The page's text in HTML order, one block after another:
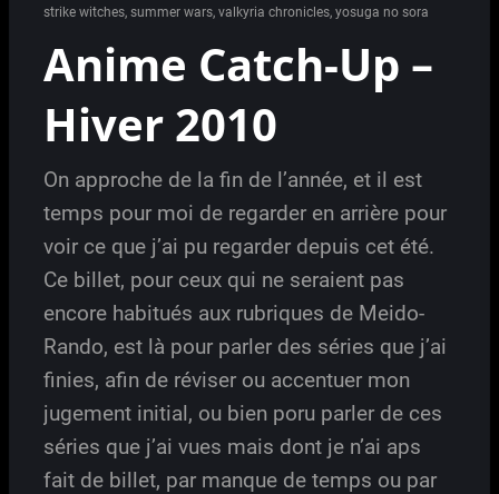
strike witches, summer wars, valkyria chronicles, yosuga no sora
Anime Catch-Up –
Hiver 2010
On approche de la fin de l’année, et il est
temps pour moi de regarder en arrière pour
voir ce que j’ai pu regarder depuis cet été.
Ce billet, pour ceux qui ne seraient pas
encore habitués aux rubriques de Meido-
Rando, est là pour parler des séries que j’ai
finies, afin de réviser ou accentuer mon
jugement initial, ou bien poru parler de ces
séries que j’ai vues mais dont je n’ai aps
fait de billet, par manque de temps ou par